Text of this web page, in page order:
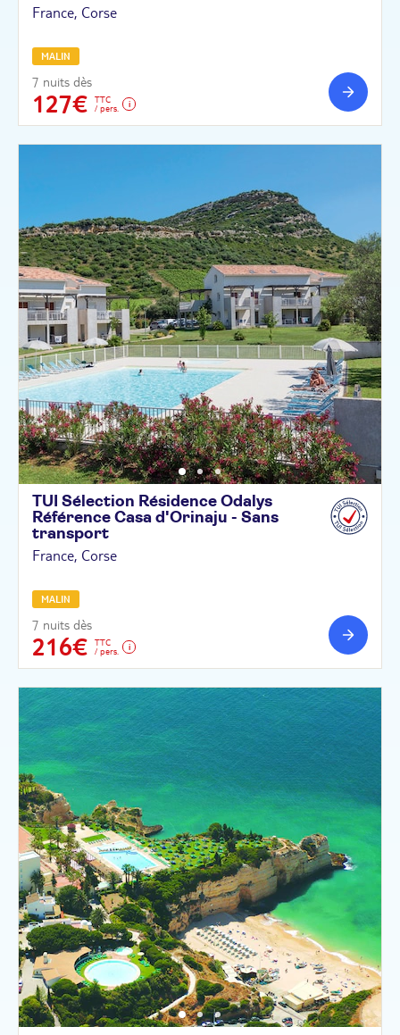
France, Corse
MALIN
7 nuits dès
127€
TTC
/ pers.
TUI Sélection Résidence Odalys
Référence Casa d'Orinaju - Sans
transport
France, Corse
MALIN
7 nuits dès
216€
TTC
/ pers.